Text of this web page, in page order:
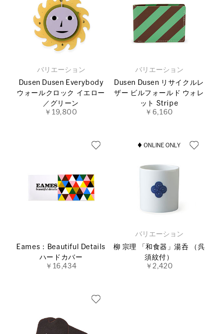
バリエーション
Dusen Dusen Everybody
ウォールクロック イエロー
／グリーン
￥19,800
バリエーション
Dusen Dusen リサイクルレ
ザー ビルフォールド ウォレ
ット Stripe
￥6,160
Eames：Beautiful Details
ハードカバー
￥16,434
バリエーション
柳 宗理 「和食器」湯呑 （呉
須紋付）
￥2,420